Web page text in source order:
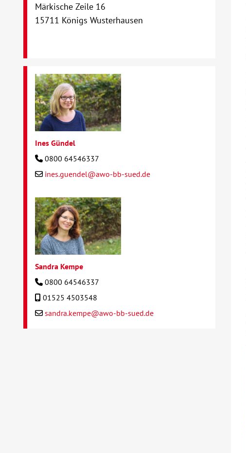
Märkische Zeile 16
15711 Königs Wusterhausen
Ines Gündel
0800 64546337
ines.guendel@awo-bb-sued.de
Sandra Kempe
0800 64546337
01525 4503548
sandra.kempe@awo-bb-sued.de